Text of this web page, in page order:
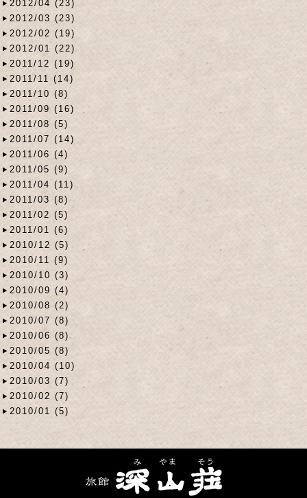
2012/04 (23)
2012/03 (23)
2012/02 (19)
2012/01 (22)
2011/12 (19)
2011/11 (14)
2011/10 (8)
2011/09 (16)
2011/08 (5)
2011/07 (14)
2011/06 (4)
2011/05 (9)
2011/04 (11)
2011/03 (8)
2011/02 (5)
2011/01 (6)
2010/12 (5)
2010/11 (9)
2010/10 (3)
2010/09 (4)
2010/08 (2)
2010/07 (8)
2010/06 (8)
2010/05 (8)
2010/04 (10)
2010/03 (7)
2010/02 (7)
2010/01 (5)